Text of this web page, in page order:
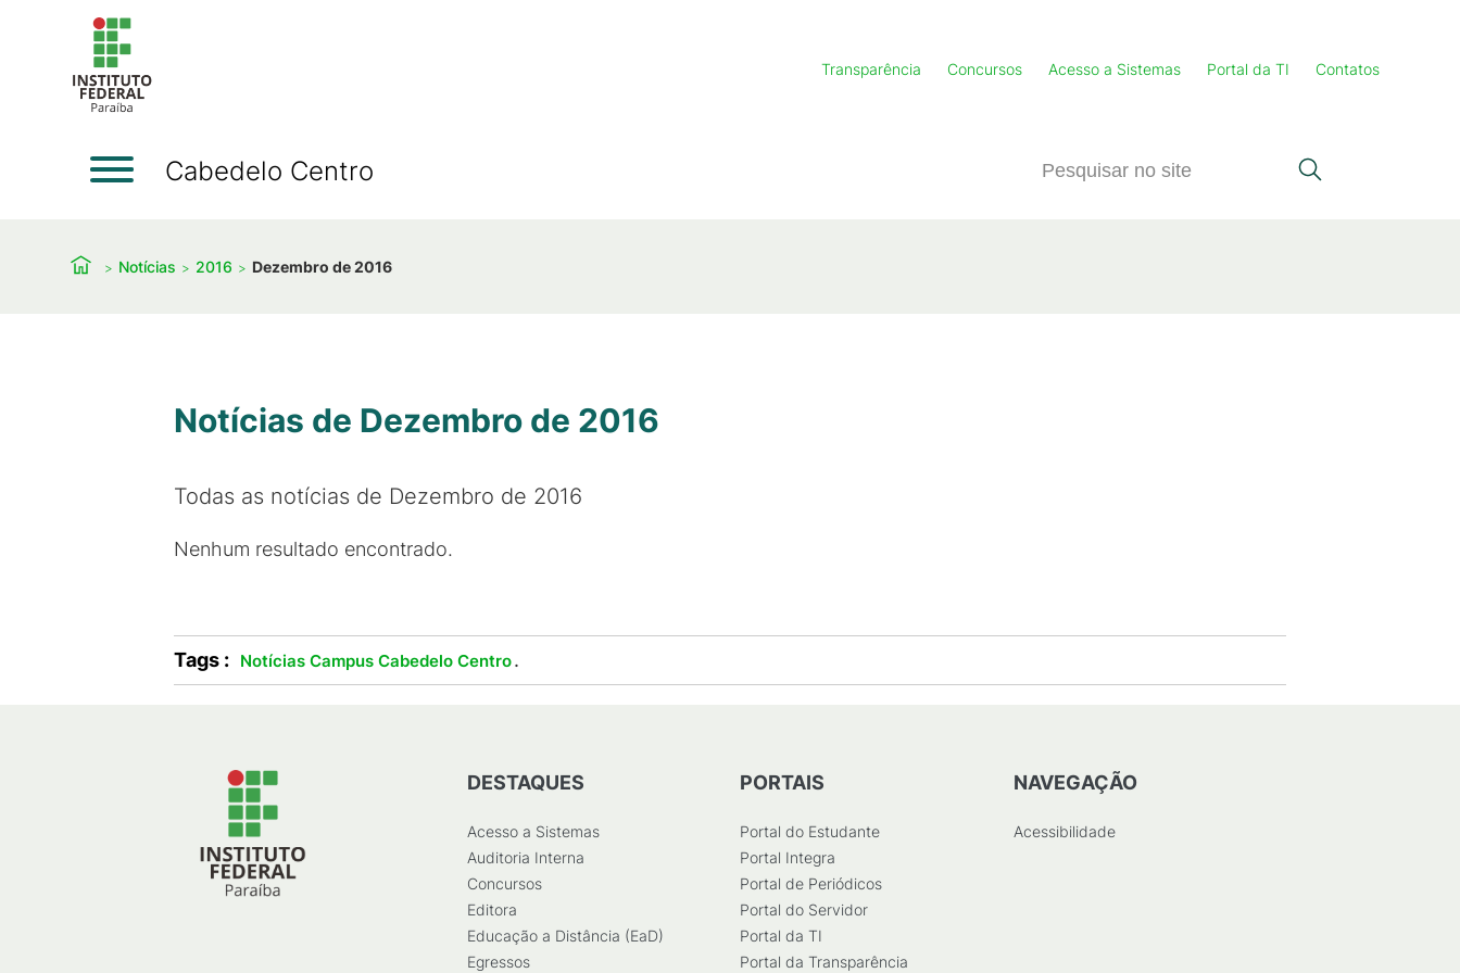
Transparência Concursos Acesso a Sistemas Portal da TI Contatos
Cabedelo Centro
Notícias 2016 Dezembro de 2016
Notícias de Dezembro de 2016
Todas as notícias de Dezembro de 2016
Nenhum resultado encontrado.
Tags : Notícias Campus Cabedelo Centro.
DESTAQUES
Acesso a Sistemas
Auditoria Interna
Concursos
Editora
Educação a Distância (EaD)
Egressos
PORTAIS
Portal do Estudante
Portal Integra
Portal de Periódicos
Portal do Servidor
Portal da TI
Portal da Transparência
NAVEGAÇÃO
Acessibilidade